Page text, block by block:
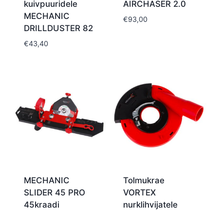
kuivpuuridele
MECHANIC
DRILLDUSTER 82
€43,40
AIRCHASER 2.0
€93,00
MECHANIC
SLIDER 45 PRO
45kraadi
Tolmukrae
VORTEX
nurklihvijatele